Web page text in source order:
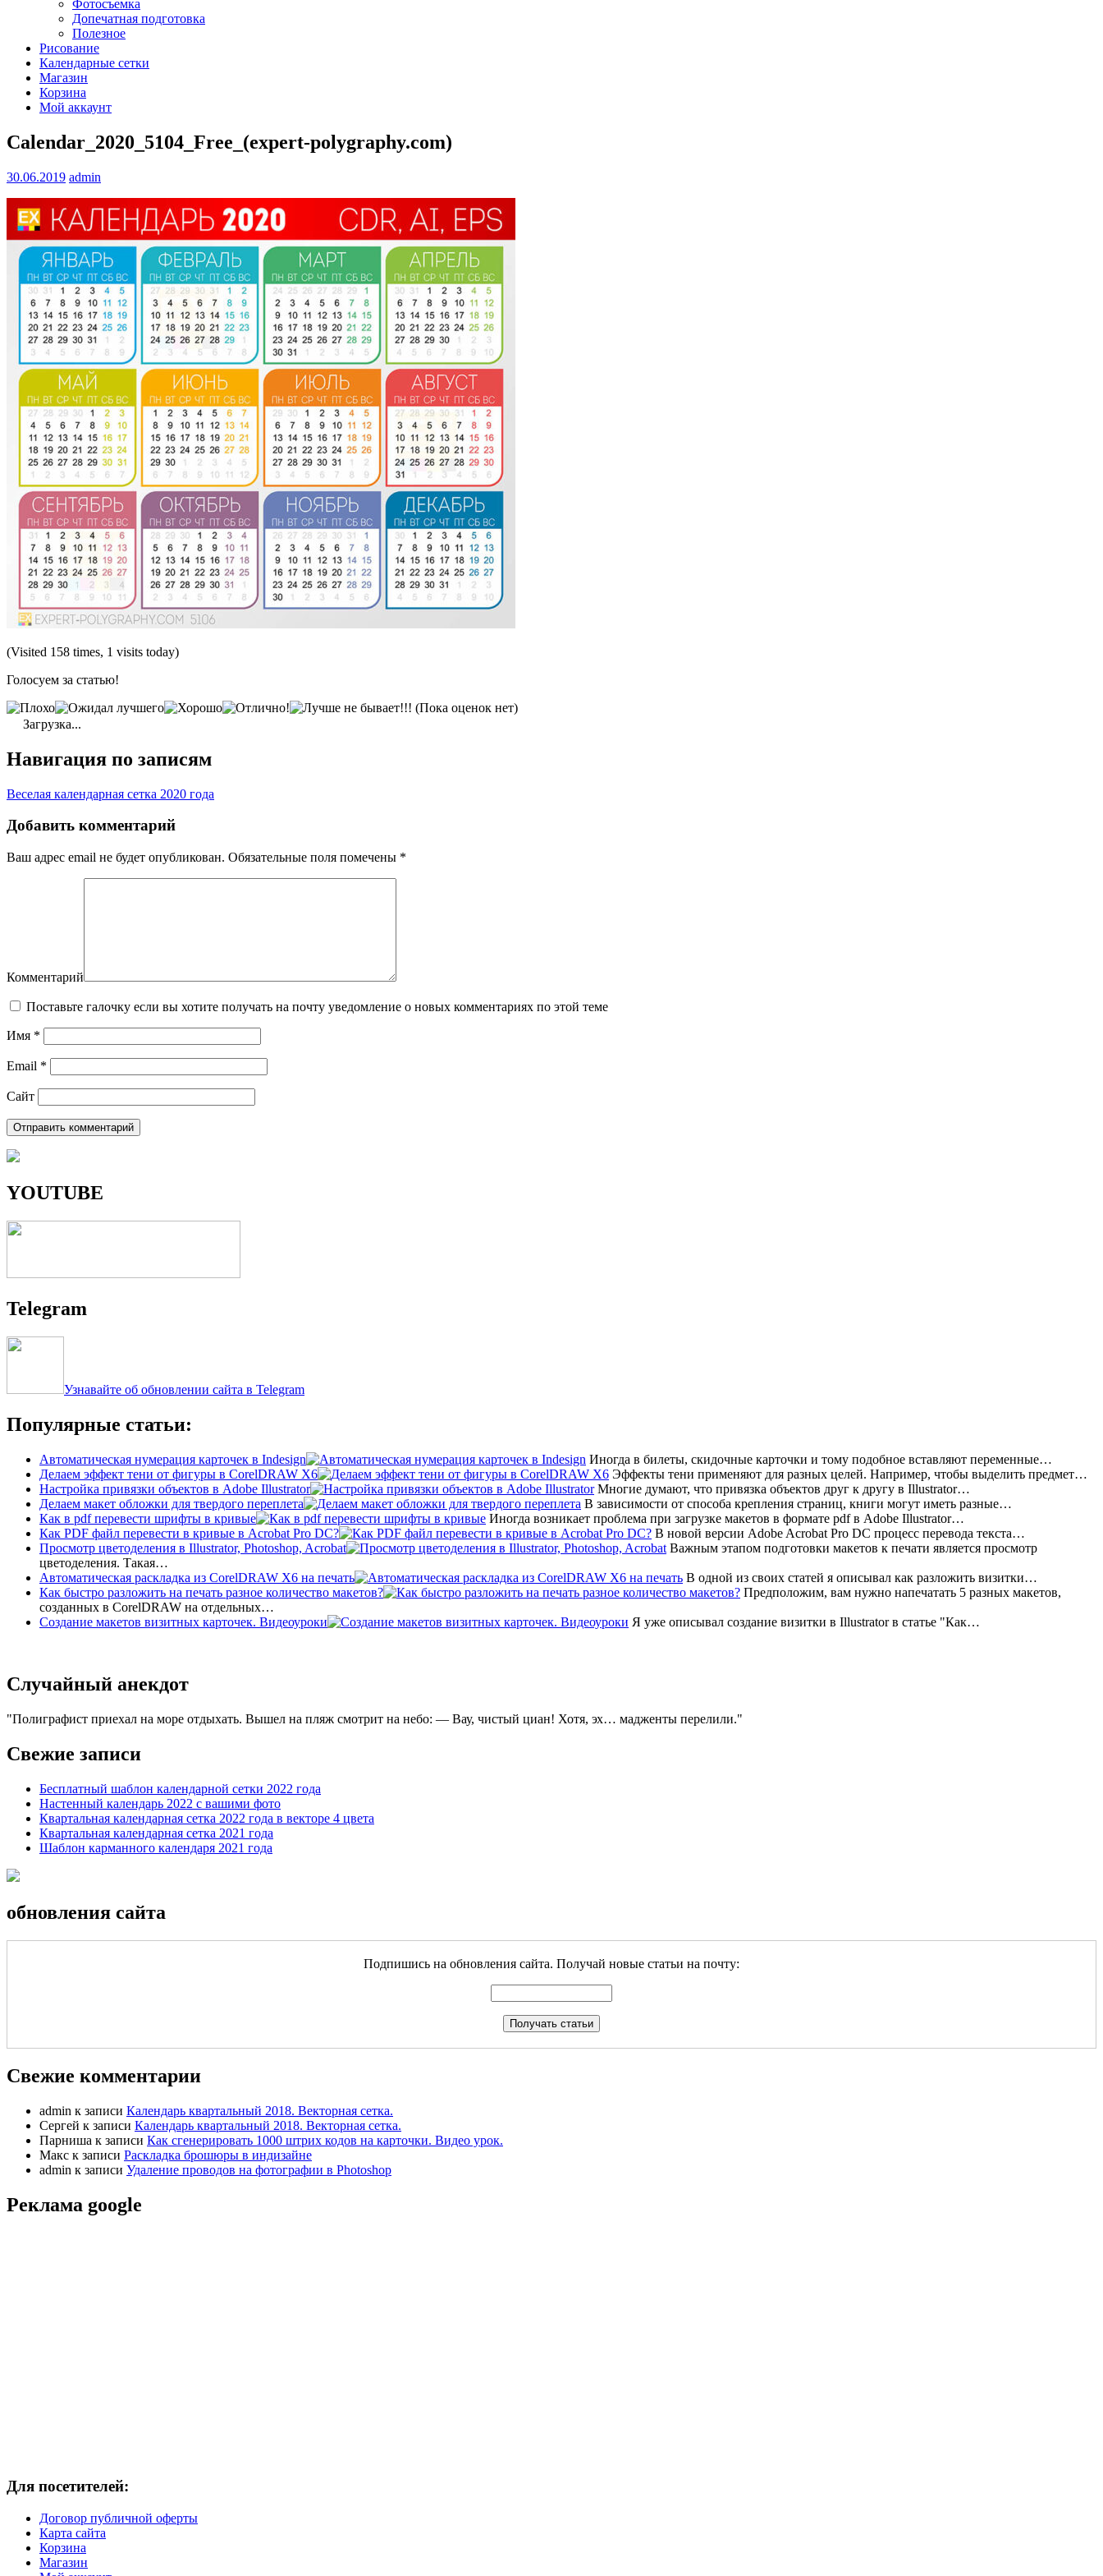
Фотосъемка
Допечатная подготовка
Полезное
Рисование
Календарные сетки
Магазин
Корзина
Мой аккаунт
Calendar_2020_5104_Free_(expert-polygraphy.com)
30.06.2019 admin
(Visited 158 times, 1 visits today)
Голосуем за статью!
(Пока оценок нет)
Загрузка...
Навигация по записям
Веселая календарная сетка 2020 года
Добавить комментарий
Ваш адрес email не будет опубликован. Обязательные поля помечены *
Комментарий
Поставьте галочку если вы хотите получать на почту уведомление о новых комментариях по этой теме
Имя *
Email *
Сайт
YOUTUBE
Telegram
Узнавайте об обновлении сайта в Telegram
Популярные статьи:
Автоматическая нумерация карточек в Indesign
Иногда в билеты, скидочные карточки и тому подобное вставляют переменные…
Делаем эффект тени от фигуры в CorelDRAW X6
Эффекты тени применяют для разных целей. Например, чтобы выделить предмет…
Настройка привязки объектов в Adobe Illustrator
Многие думают, что привязка объектов друг к другу в Illustrator…
Делаем макет обложки для твердого переплета
В зависимости от способа крепления страниц, книги могут иметь разные…
Как в pdf перевести шрифты в кривые
Иногда возникает проблема при загрузке макетов в формате pdf в Adobe Illustrator…
Как PDF файл перевести в кривые в Acrobat Pro DC?
В новой версии Adobe Acrobat Pro DC процесс перевода текста…
Просмотр цветоделения в Illustrator, Photoshop, Acrobat
Важным этапом подготовки макетов к печати является просмотр
цветоделения. Такая…
Автоматическая раскладка из CorelDRAW X6 на печать
В одной из своих статей я описывал как разложить визитки…
Как быстро разложить на печать разное количество макетов?
Предположим, вам нужно напечатать 5 разных макетов,
созданных в CorelDRAW на отдельных…
Создание макетов визитных карточек. Видеоуроки
Я уже описывал создание визитки в Illustrator в статье "Как…
Случайный анекдот
Полиграфист приехал на море отдыхать. Вышел на пляж смотрит на небо: — Вау, чистый циан! Хотя, эх… мадженты перелили.
Свежие записи
Бесплатный шаблон календарной сетки 2022 года
Настенный календарь 2022 с вашими фото
Квартальная календарная сетка 2022 года в векторе 4 цвета
Квартальная календарная сетка 2021 года
Шаблон карманного календаря 2021 года
обновления сайта
Подпишись на обновления сайта. Получай новые статьи на почту:
Свежие комментарии
admin к записи Календарь квартальный 2018. Векторная сетка.
Сергей к записи Календарь квартальный 2018. Векторная сетка.
Парниша к записи Как сгенерировать 1000 штрих кодов на карточки. Видео урок.
Макс к записи Раскладка брошюры в индизайне
admin к записи Удаление проводов на фотографии в Photoshop
Реклама google
Для посетителей:
Договор публичной оферты
Карта сайта
Корзина
Магазин